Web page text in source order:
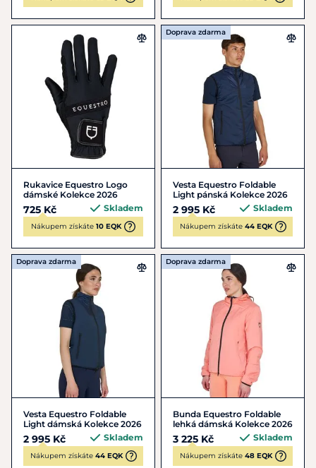
Rukavice Equestro Logo
dámské Kolekce 2026
725 Kč Skladem
Nákupem získáte 10 EQK
Doprava zdarma
Vesta Equestro Foldable
Light pánská Kolekce 2026
2 995 Kč Skladem
Nákupem získáte 44 EQK
Doprava zdarma
Vesta Equestro Foldable
Light dámská Kolekce 2026
2 995 Kč Skladem
Nákupem získáte 44 EQK
Doprava zdarma
Bunda Equestro Foldable
lehká dámská Kolekce 2026
3 225 Kč Skladem
Nákupem získáte 48 EQK